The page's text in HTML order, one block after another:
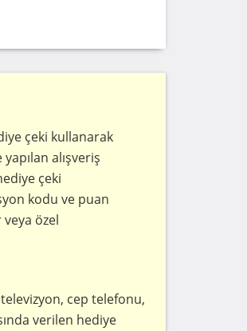
çeki kullanarak
alışveriş
çeki
kodu ve puan
özel
cep telefonu,
verilen hediye